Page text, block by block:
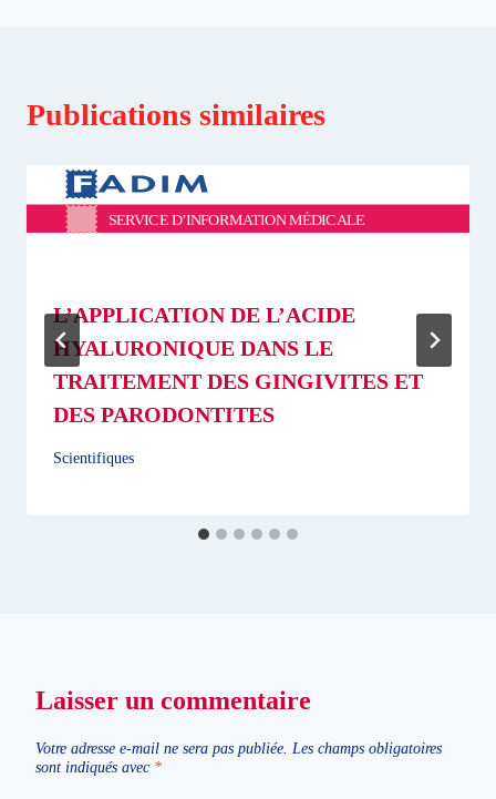
Publications similaires
L’APPLICATION DE L’ACIDE
HYALURONIQUE DANS LE
TRAITEMENT DES GINGIVITES ET
DES PARODONTITES
Scientifiques
Laisser un commentaire
Votre adresse e-mail ne sera pas publiée. Les champs obligatoires
sont indiqués avec *